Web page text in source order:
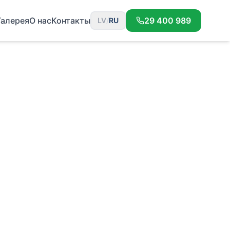
О насКонтакты LV/RU 29 400 989